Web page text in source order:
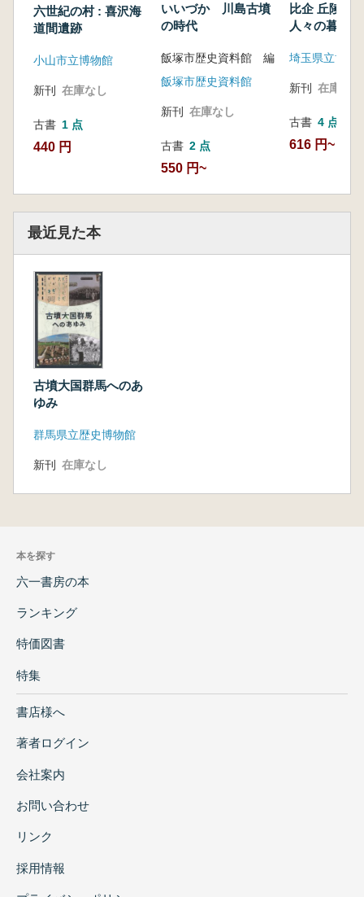
六世紀の村 : 喜沢海
道間遺跡
小山市立博物館
新刊 在庫なし
古書 1 点
440 円
いいづか 川島古墳
の時代
飯塚市歴史資料館 編
飯塚市歴史資料館
新刊 在庫なし
古書 2 点
550 円~
比企 丘陵に
人々の暮ら
埼玉県立博物
新刊 在庫なし
古書 4 点
616 円~
最近見た本
古墳大国群馬へのあ
ゆみ
群馬県立歴史博物館
新刊 在庫なし
本を探す
六一書房の本
ランキング
特価図書
特集
書店様へ
著者ログイン
会社案内
お問い合わせ
リンク
採用情報